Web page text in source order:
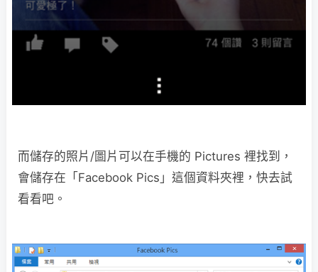
而儲存的照片/圖片可以在手機的 Pictures 裡找到，
會儲存在「Facebook Pics」這個資料夾裡，快去試
看看吧。